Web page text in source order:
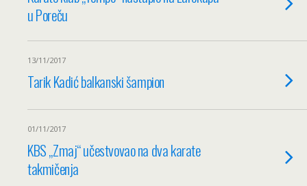
u Poreču
13/11/2017
Tarik Kadić balkanski šampion
01/11/2017
KBS „Zmaj“ učestvovao na dva karate
takmičenja